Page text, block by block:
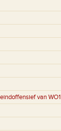
van WO1